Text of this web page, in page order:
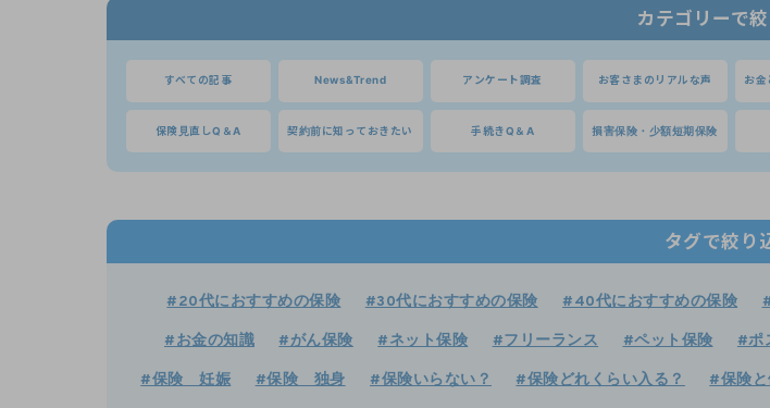
カテゴリーで
すべての記事 News&Trend アンケート調査 お客さまのリアルな声 お金
保険見直しQ＆A 契約前に知っておきたい 手続きQ＆A 損害保険・少額短期保険
タグで絞り
#20代におすすめの保険 #30代におすすめの保険 #40代におすすめの保険
#お金の知識 #がん保険 #ネット保険 #フリーランス #ペット保険 #ポ
#保険 妊娠 #保険 独身 #保険いらない？ #保険どれくらい入る？ #保険